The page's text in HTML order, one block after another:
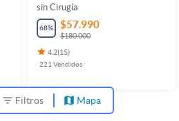
sin Cirugía
68% $57.990
$180.000
4.2(15)
221 Vendidos
Filtros Mapa